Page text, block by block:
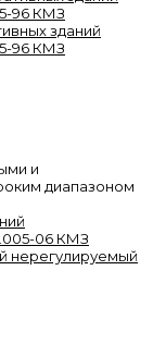
зданий
96 КМЗ
и
диапазоном
нерегулируемый